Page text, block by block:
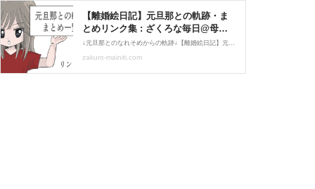
【離婚絵日記】元旦那との軌跡・ま
とめリンク集 : ざくろな毎日@母子
家庭の日常絵日記
↓元旦那とのなれそめからの軌跡↓【離婚絵日記】元旦那との軌跡〜1【離婚絵日記】元旦那との軌跡〜2【離婚絵日記】元旦那との軌跡〜3【離婚絵日記】元旦那との軌跡〜4【離婚絵日記】元旦那との軌跡〜5【離婚絵日記】元旦那との軌跡〜6【離婚絵日記】元旦那との軌跡〜7【離婚
zakuro-mainiti.com